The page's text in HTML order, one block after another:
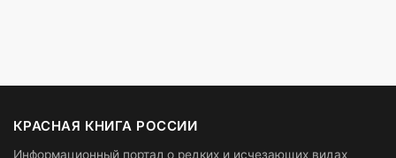
КРАСНАЯ КНИГА РОССИИ
Информационный портал о редких и исчезающих видах